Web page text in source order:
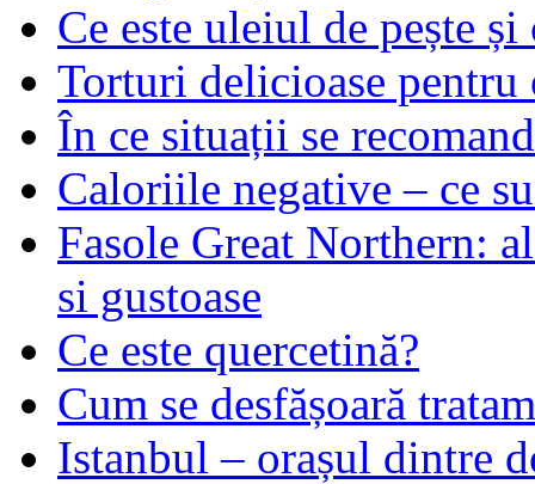
Ce este uleiul de pește
Torturi delicioase pentru
În ce situații se
Caloriile negative – ce
Fasole Great Northern:
si gustoase
Ce este quercetină?
Cum se desfășoară
Istanbul – orașul dintre